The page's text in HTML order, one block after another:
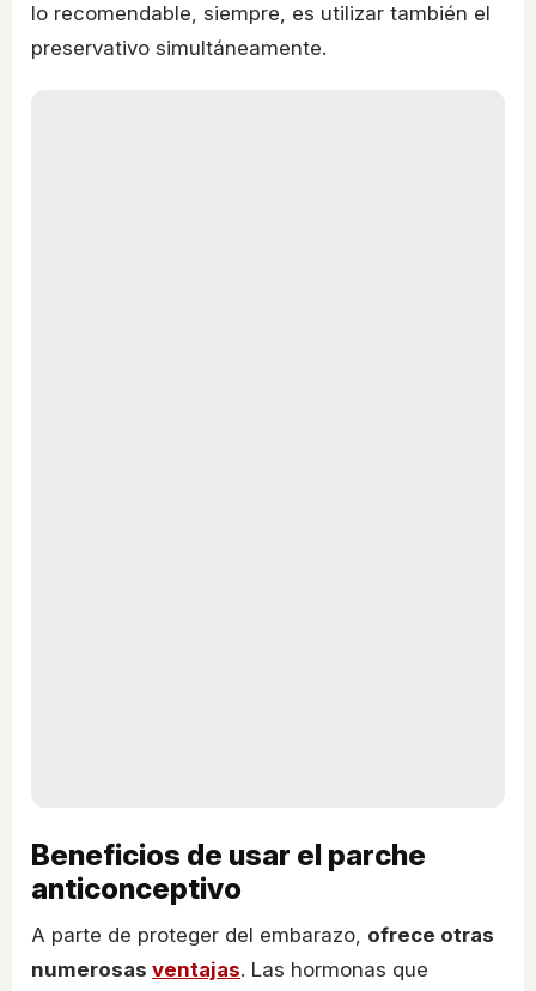
lo recomendable, siempre, es utilizar también el
preservativo simultáneamente.
Beneficios de usar el parche
anticonceptivo
A parte de proteger del embarazo, ofrece otras
numerosas ventajas. Las hormonas que